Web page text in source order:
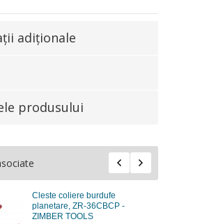
adiţionale
produsului
Cleste coliere burdufe
planetare, ZR-36CBCP -
ZIMBER TOOLS